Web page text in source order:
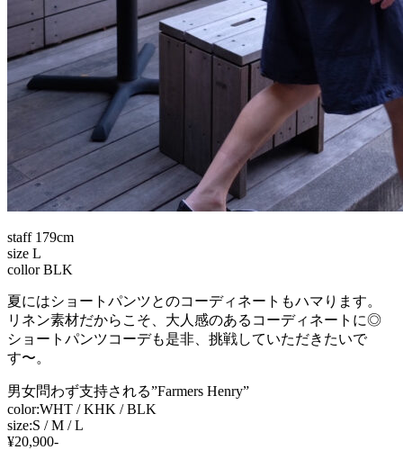
staff 179cm
size L
collor BLK
夏にはショートパンツとのコーディネートもハマります。
リネン素材だからこそ、大人感のあるコーディネートに◎
ショートパンツコーデも是非、挑戦していただきたいで
す〜。
男女問わず支持される”Farmers Henry”
color:WHT / KHK / BLK
size:S / M / L
¥20,900-